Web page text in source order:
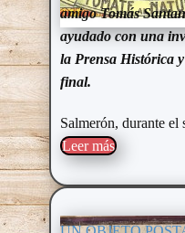
amigo Tomás
ayudado con una
la Prensa Histórica
final.
Salmerón, durante
Leer más​